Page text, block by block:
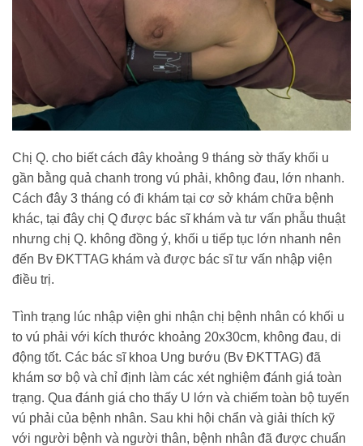
Chị Q. cho biết cách đây khoảng 9 tháng sờ thấy khối u
gần bằng quả chanh trong vú phải, không đau, lớn nhanh.
Cách đây 3 tháng có đi khám tại cơ sở khám chữa bệnh
khác, tại đây chị Q được bác sĩ khám và tư vấn phẫu thuật
nhưng chị Q. không đồng ý, khối u tiếp tục lớn nhanh nên
đến Bv ĐKTTAG khám và được bác sĩ tư vấn nhập viện
điều trị.
Tình trạng lúc nhập viện ghi nhận chị bệnh nhân có khối u
to vú phải với kích thước khoảng 20x30cm, không đau, di
động tốt. Các bác sĩ khoa Ung bướu (Bv ĐKTTAG) đã
khám sơ bộ và chỉ định làm các xét nghiệm đánh giá toàn
trạng. Qua đánh giá cho thấy U lớn và chiếm toàn bộ tuyến
vú phải của bệnh nhân. Sau khi hội chẩn và giải thích kỹ
với người bệnh và người thân, bệnh nhân đã được chuẩn